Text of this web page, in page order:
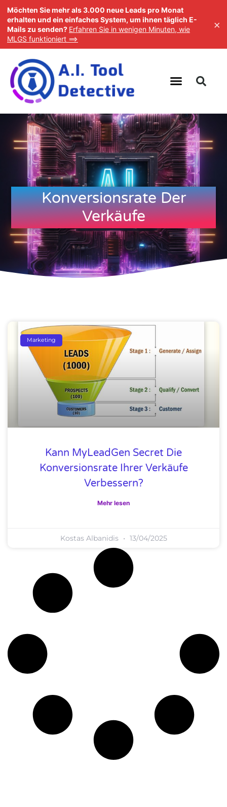
Konversionsrate Der
Verkäufe
Marketing
Kann MyLeadGen Secret Die
Konversionsrate Ihrer Verkäufe
Verbessern?
Mehr lesen
Kostas Albanidis 13/04/2025
Möchten Sie mehr als 3.000 neue Leads pro Monat
erhalten und ein einfaches System, um ihnen täglich E-
Mails zu senden? Erfahren Sie in wenigen Minuten, wie
MLGS funktioniert ==>
×